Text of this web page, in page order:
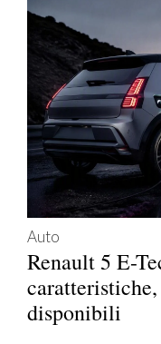
Auto
Renault 5 E-
disponibili